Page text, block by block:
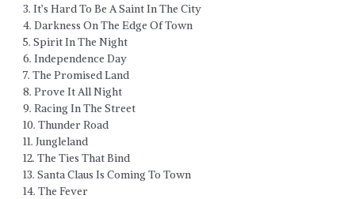
3. It’s Hard To Be A Saint In The City
4. Darkness On The Edge Of Town
5. Spirit In The Night
6. Independence Day
7. The Promised Land
8. Prove It All Night
9. Racing In The Street
10. Thunder Road
11. Jungleland
12. The Ties That Bind
13. Santa Claus Is Coming To Town
14. The Fever